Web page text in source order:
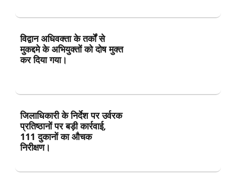
विद्वान अधिवक्ता के तर्कों से
मुकद्दमे के अभियुक्तों को दोष मुक्त
कर दिया गया।
जिलाधिकारी के निर्देश पर उर्वरक
प्रतिष्ठानों पर बड़ी कार्रवाई,
111 दुकानों का औचक
निरीक्षण।